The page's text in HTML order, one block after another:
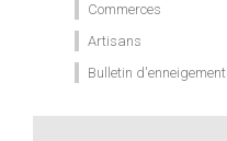
Commerces
Artisans
Bulletin d'enneigement